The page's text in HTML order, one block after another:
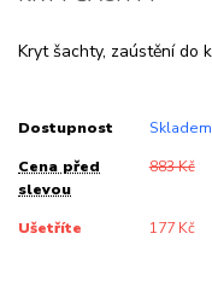
Kryt šachty, zaústění do
Dostupnost
Cena před
slevou
883 Kč
Ušetříte 177 Kč